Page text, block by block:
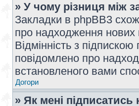
» У чому різниця між
Закладки в phpBB3
про надходження нових
Відмінність з
повідомлено про
встановленого вами
Догори
» Як мені